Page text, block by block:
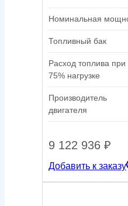
Номинальная
Топливный бак
Расход топлива при
75% нагрузке
Производитель
двигателя
9 122 936 ₽
Добавить к заказу